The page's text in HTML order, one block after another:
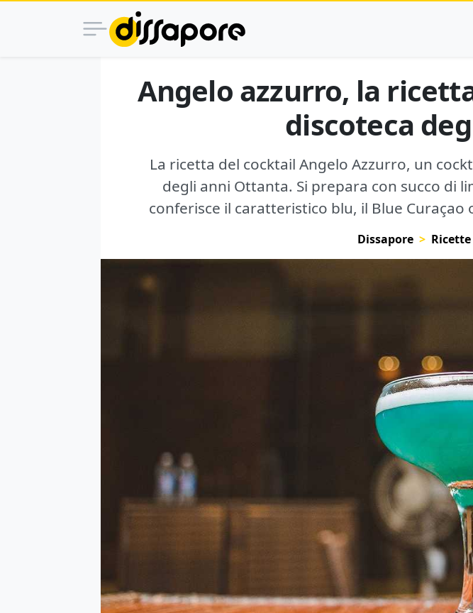
Angelo azzurro, la
discoteca
La ricetta del cocktail Angelo Azzurro, un
degli anni Ottanta. Si prepara con succo di
conferisce il caratteristico blu, il Blue
Dissapore Ricette